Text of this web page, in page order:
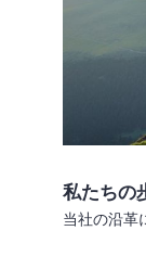
私たちの
当社の沿革